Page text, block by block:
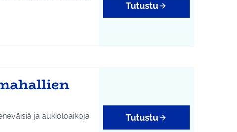
Tutustu
ja aukioloaikoja
Tutustu